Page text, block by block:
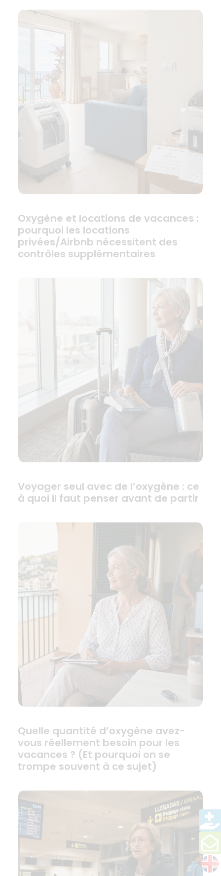
Oxygène et locations de vacances :
pourquoi les locations
privées/Airbnb nécessitent des
contrôles supplémentaires
Voyager seul avec de l’oxygène : ce
à quoi il faut penser avant de partir
Quelle quantité d’oxygène avez-
vous réellement besoin pour les
vacances ? (Et pourquoi on se
trompe souvent à ce sujet)